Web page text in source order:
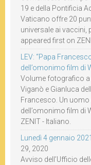
19 e della Pontificia
Vaticano offre 20
universale ai vaccini,
appeared first on
LEV: “Papa
dell’omonimo film di
Volume fotografico
Viganò e Gianluca
Francesco. Un uomo
dell’omonimo film di
ZENIT - Italiano.
Lunedì 4 gennaio
29, 2020
Avviso dell’Ufficio